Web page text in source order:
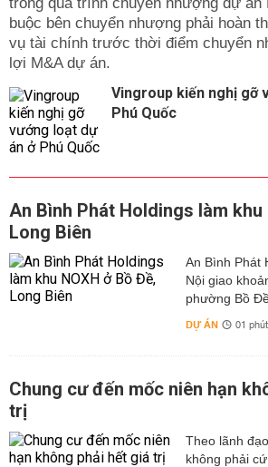
buộc bên chuyển nhượng phải hoàn
vụ tài chính trước thời điểm chuyển
lợi M&A dự án.
Vingroup kiến nghị gỡ
Phú Quốc
An Bình Phát Holdings làm khu
Long Biên
An Bình Phát
Nội giao
phường Bồ
DỰ ÁN 01
Chung cư đến mốc niên hạn
trị
Theo lãnh
không phải